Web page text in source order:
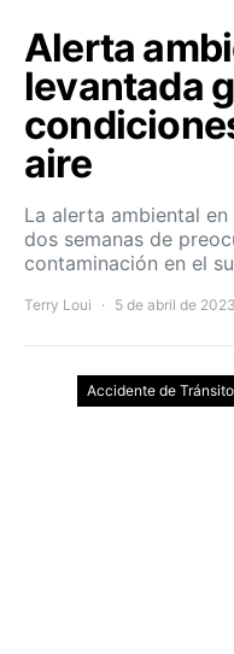
Alerta
levantada
aire
La alerta ambiental
dos semanas de
contaminación en el
Terry Loui 5 de abril de 2023
Accidente de Tránsito